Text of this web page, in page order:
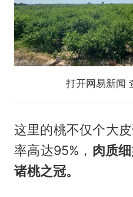
打开网易新闻
这里的桃不仅个大
率高达95%， 肉质
诸桃之冠。